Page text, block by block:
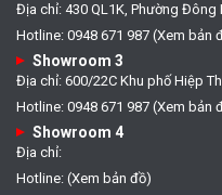
Địa chỉ: 430 QL1K, Phường Đông
Hotline: 0948 671 987 (Xem bản
Showroom 3
Địa chỉ: 600/22C Khu phố Hiệp
Hotline: 0948 671 987 (Xem bản
Showroom 4
Địa chỉ:
Hotline: (Xem bản đồ)